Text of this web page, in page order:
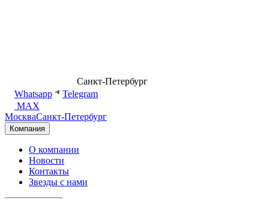
Санкт-Петербург
Whatsapp
Telegram
MAX
МоскваСанкт-Петербург
Компания
О компании
Новости
Контакты
Звезды с нами